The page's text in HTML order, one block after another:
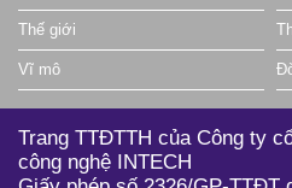
Thế giới
Vĩ mô
Trang TTĐTTH của Công ty
công nghệ INTECH